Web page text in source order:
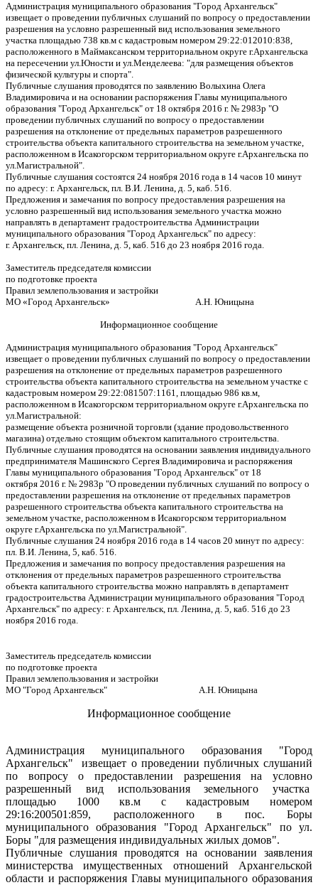
Администрация муниципального образования "Город Архангельск"
извещает о проведении публичных слушаний по вопросу о предоставлении
разрешения на условно разрешенный вид использования земельного
участка площадью 738 кв.м с кадастровым номером 29:22:012010:838,
расположенного в Маймаксанском территориальном округе г.Архангельска
на пересечении ул.Юности и ул.Менделеева: "для размещения объектов
физической культуры и спорта".
Публичные слушания проводятся по заявлению Волыхина Олега
Владимировича и на основании распоряжения Главы муниципального
образования "Город Архангельск" от 18 октября 2016 г. № 2983р "О
проведении публичных слушаний по вопросу о предоставлении
разрешения на отклонение от предельных параметров разрешенного
строительства объекта капитального строительства на земельном участке,
расположенном в Исакогорском территориальном округе г.Архангельска по
ул.Магистральной".
Публичные слушания состоятся 24 ноября 2016 года в 14 часов 10 минут
по адресу: г. Архангельск, пл. В.И. Ленина, д. 5, каб. 516.
Предложения и замечания по вопросу предоставления разрешения на
условно разрешенный вид использования земельного участка можно
направлять в департамент градостроительства Администрации
муниципального образования "Город Архангельск" по адресу:
г. Архангельск, пл. Ленина, д. 5, каб. 516 до 23 ноября 2016 года.
Заместитель председателя комиссии
по подготовке проекта
Правил землепользования и застройки
МО «Город Архангельск» А.Н. Юницына
Информационное сообщение
Администрация муниципального образования "Город Архангельск"
извещает о проведении публичных слушаний по вопросу о предоставлении
разрешения на отклонение от предельных параметров разрешенного
строительства объекта капитального строительства на земельном участке с
кадастровым номером 29:22:081507:1161, площадью 986 кв.м,
расположенном в Исакогорском территориальном округе г.Архангельска по
ул.Магистральной:
размещение объекта розничной торговли (здание продовольственного
магазина) отдельно стоящим объектом капитального строительства.
Публичные слушания проводятся на основании заявления индивидуального
предпринимателя Машинского Сергея Владимировича и распоряжения
Главы муниципального образования "Город Архангельск" от 18
октября 2016 г. № 2983р "О проведении публичных слушаний по вопросу о
предоставлении разрешения на отклонение от предельных параметров
разрешенного строительства объекта капитального строительства на
земельном участке, расположенном в Исакогорском территориальном
округе г.Архангельска по ул.Магистральной".
Публичные слушания 24 ноября 2016 года в 14 часов 20 минут по адресу:
пл. В.И. Ленина, 5, каб. 516.
Предложения и замечания по вопросу предоставления разрешения на
отклонения от предельных параметров разрешенного строительства
объекта капитального строительства можно направлять в департамент
градостроительства Администрации муниципального образования "Город
Архангельск" по адресу: г. Архангельск, пл. Ленина, д. 5, каб. 516 до 23
ноября 2016 года.
Заместитель председатель комиссии
по подготовке проекта
Правил землепользования и застройки
МО "Город Архангельск" А.Н. Юницына
Информационное сообщение
Администрация муниципального образования "Город
Архангельск"
извещает о проведении публичных слушаний
по вопросу о предоставлении разрешения на условно
разрешенный вид использования земельного участка
площадью 1000 кв.м с кадастровым номером
29:16:200501:859, расположенного в пос. Боры
муниципального образования "Город Архангельск" по ул.
Боры "для размещения индивидуальных жилых домов".
Публичные слушания проводятся на основании заявления
министерства имущественных отношений Архангельской
области и распоряжения Главы муниципального образования